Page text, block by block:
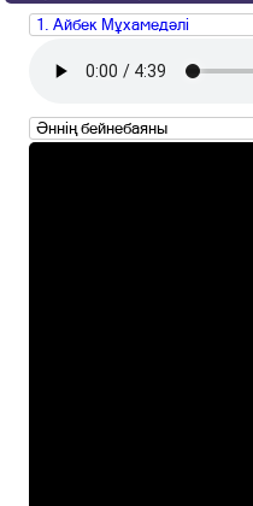
1. Айбек Мұхамедәлі
Әннің бейнебаяны